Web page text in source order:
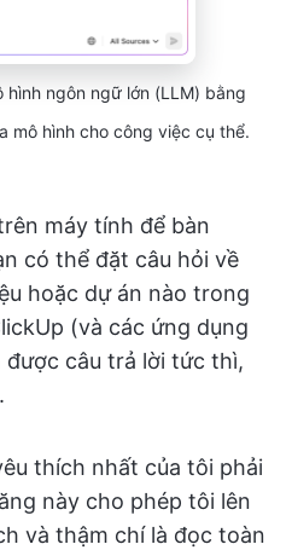
hình ngôn ngữ lớn (LLM) bằng
mô hình cho công việc cụ thể.
máy tính để bàn
có thể đặt câu hỏi về
hoặc dự án nào trong
(và các ứng dụng
câu trả lời tức thì,
thích nhất của tôi phải
này cho phép tôi lên
và thậm chí là đọc toàn